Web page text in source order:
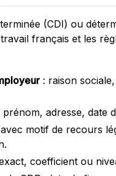
(CDI) ou
français et les
: raison sociale,
prénom, adresse, date
motif de recours
coefficient ou